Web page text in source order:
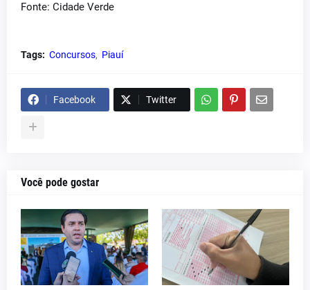
Fonte: Cidade Verde
Tags: Concursos Piauí
Facebook Twitter
Você pode gostar